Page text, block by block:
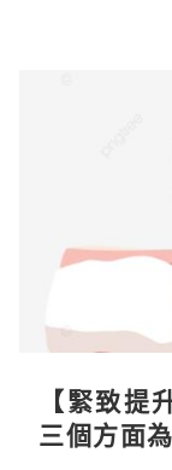
【緊致
三個方面